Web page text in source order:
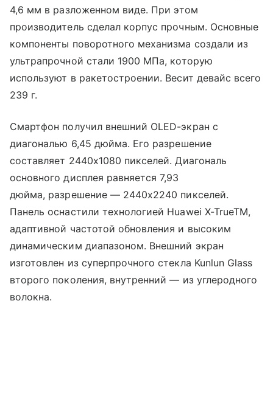
4,6 мм в разложенном виде. При этом
производитель сделал корпус прочным. Основные
компоненты поворотного механизма создали из
ультрапрочной стали 1900 МПа, которую
используют в ракетостроении. Весит девайс всего
239 г.
Смартфон получил внешний OLED-экран с
диагональю 6,45 дюйма. Его разрешение
составляет 2440х1080 пикселей. Диагональ
основного дисплея равняется 7,93
дюйма, разрешение — 2440х2240 пикселей.
Панель оснастили технологией Huawei X-TrueTM,
адаптивной частотой обновления и высоким
динамическим диапазоном. Внешний экран
изготовлен из суперпрочного стекла Kunlun Glass
второго поколения, внутренний — из углеродного
волокна.